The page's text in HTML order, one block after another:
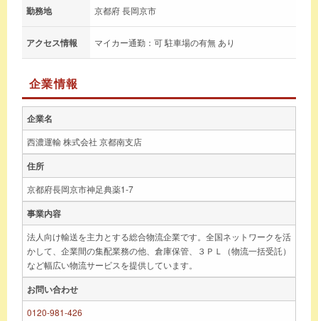
勤務地 京都府 長岡京市
アクセス情報 マイカー通勤：可 駐車場の有無 あり
企業情報
企業名
西濃運輸 株式会社 京都南支店
住所
京都府長岡京市神足典薬1-7
事業内容
法人向け輸送を主力とする総合物流企業です。全国ネットワークを活
かして、企業間の集配業務の他、倉庫保管、３ＰＬ（物流一括受託）
など幅広い物流サービスを提供しています。
お問い合わせ
0120-981-426